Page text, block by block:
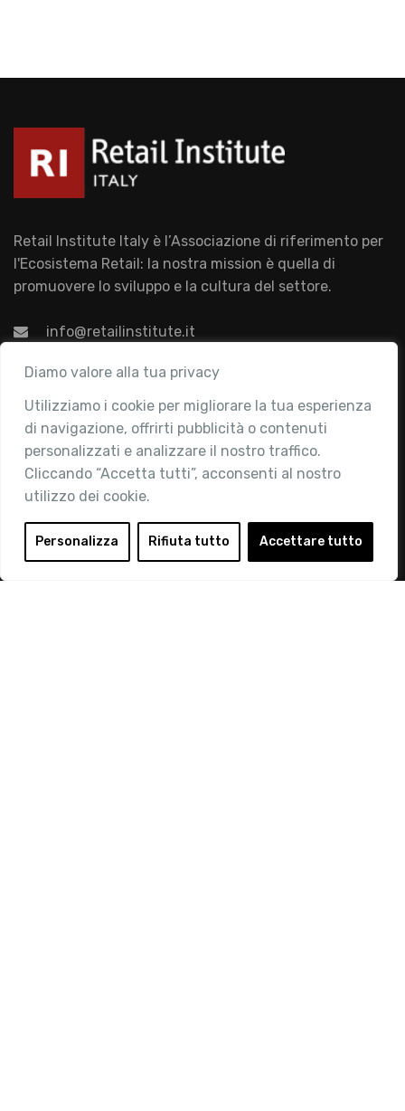
Diamo valore alla tua privacy
Utilizziamo i cookie per migliorare la tua esperienza
di navigazione, offrirti pubblicità o contenuti
personalizzati e analizzare il nostro traffico.
Cliccando “Accetta tutti”, acconsenti al nostro
utilizzo dei cookie.
Personalizza Rifiuta tutto Accettare tutto
Retail Institute Italy è l’Associazione di riferimento per
l'Ecosistema Retail: la nostra mission è quella di
promuovere lo sviluppo e la cultura del settore.
info@retailinstitute.it
Associazione
Chi siamo
Attività
Contatti
Area Riservata
Login
Diventa Socio